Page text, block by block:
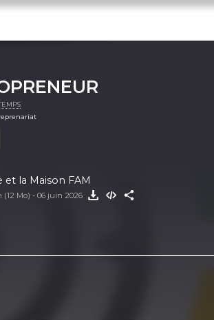
et la Maison FAM
(12 Mo) - 06 juin 2026